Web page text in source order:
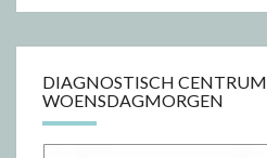
DIAGNOSTISCH CENTRUM
WOENSDAGMORGEN